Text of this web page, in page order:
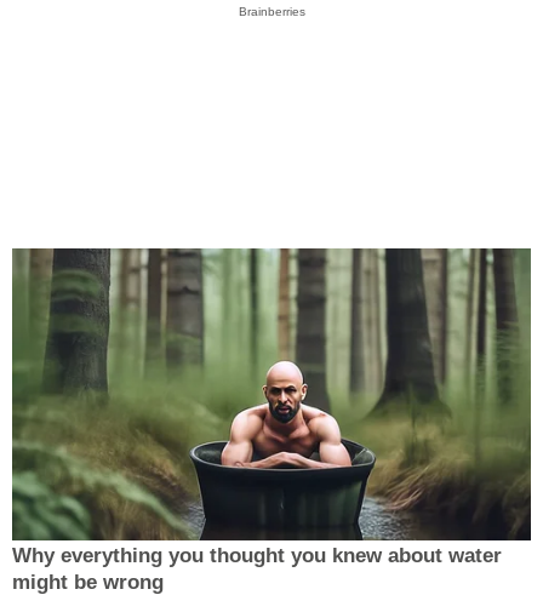
Brainberries
Why everything you thought you knew about water
might be wrong